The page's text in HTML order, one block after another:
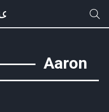
Aaron